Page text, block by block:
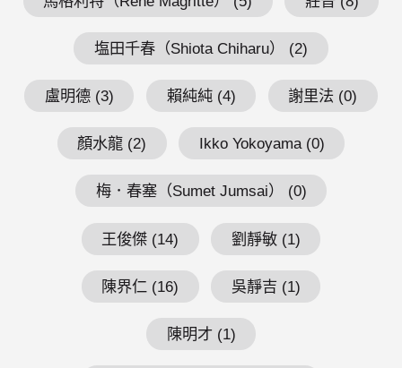
塩田千春（Shiota Chiharu） (2)
盧明德 (3) 賴純純 (4) 謝里法 (0)
顏水龍 (2) Ikko Yokoyama (0)
梅．春塞（Sumet Jumsai） (0)
王俊傑 (14) 劉靜敏 (1)
陳界仁 (16) 吳靜吉 (1)
陳明才 (1)